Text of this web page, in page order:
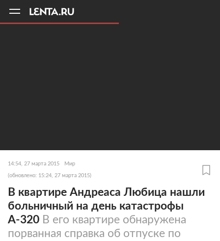
14:54, 27 марта 2015 Мир
(обновлено: 15:24, 27 марта 2015)
В квартире Андреаса Любица нашли
больничный на день катастрофы
А-320 В его квартире обнаружена
порванная справка об отпуске по